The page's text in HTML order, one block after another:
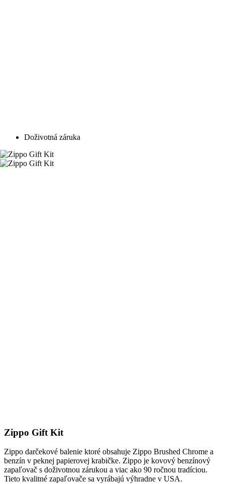
Doživotná záruka
Zippo Gift Kit
Zippo darčekové balenie ktoré obsahuje Zippo Brushed Chrome a
benzín v peknej papierovej krabičke. Zippo je kovový benzínový
zapaľovač s doživotnou zárukou a viac ako 90 ročnou tradíciou.
Tieto kvalitné zapaľovače sa vyrábajú výhradne v USA.